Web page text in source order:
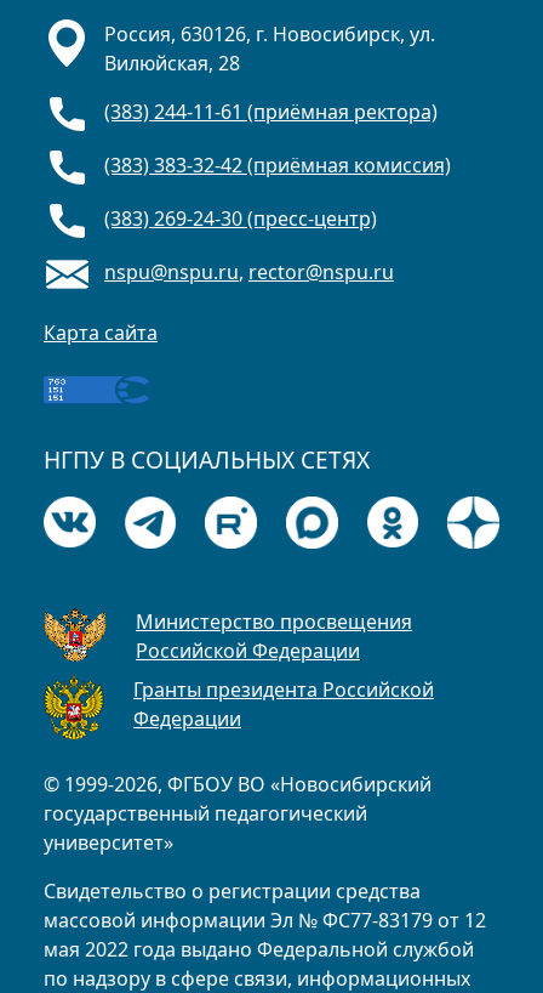
© 1999-2026, ФГБОУ ВО «Новосибирский
государственный педагогический
университет»
Свидетельство о регистрации средства
массовой информации Эл № ФС77-83179 от 12
мая 2022 года выдано Федеральной службой
по надзору в сфере связи, информационных
Россия, 630126, г. Новосибирск, ул.
Вилюйская, 28
(383) 244-11-61 (приёмная ректора)
(383) 383-32-42 (приёмная комиссия)
(383) 269-24-30 (пресс-центр)
nspu@nspu.ru, rector@nspu.ru
Карта сайта
НГПУ В СОЦИАЛЬНЫХ СЕТЯХ
Министерство просвещения
Российской Федерации
Гранты президента Российской
Федерации